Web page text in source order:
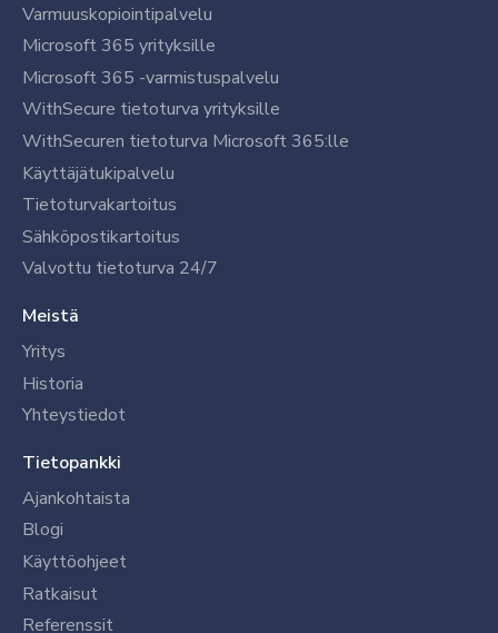
Varmuuskopiointipalvelu
Microsoft 365 yrityksille
Microsoft 365 -varmistuspalvelu
WithSecure tietoturva yrityksille
WithSecuren tietoturva Microsoft 365:lle
Käyttäjätukipalvelu
Tietoturvakartoitus
Sähköpostikartoitus
Valvottu tietoturva 24/7
Meistä
Yritys
Historia
Yhteystiedot
Tietopankki
Ajankohtaista
Blogi
Käyttöohjeet
Ratkaisut
Referenssit